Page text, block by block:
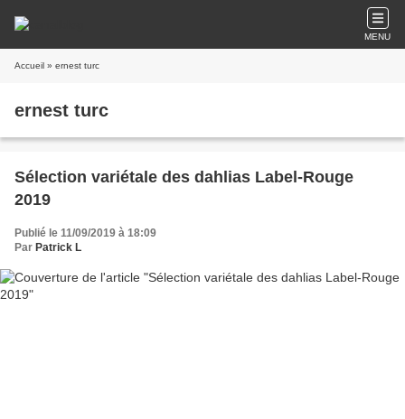
MENU
Accueil » ernest turc
ernest turc
Sélection variétale des dahlias Label-Rouge
2019
Publié le 11/09/2019 à 18:09
Par Patrick L